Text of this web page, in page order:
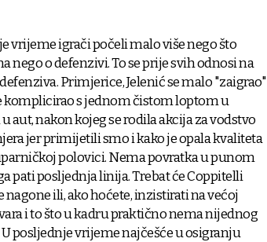
vrijeme igrači počeli malo više nego što
o defenzivi. To se prije svih odnosi na
Primjerice, Jelenić se malo "zaigrao"
komplicirao s jednom čistom loptom u
aut, nakon kojeg se rodila akcija za vodstvo
jer primijetili smo i kako je opala kvaliteta
polovici. Nema povratka u punom
pati posljednja linija. Trebat će Coppitelli
ili, ako hoćete, inzistirati na većoj
i to što u kadru praktično nema nijednog
posljednje vrijeme najčešće u osigranju